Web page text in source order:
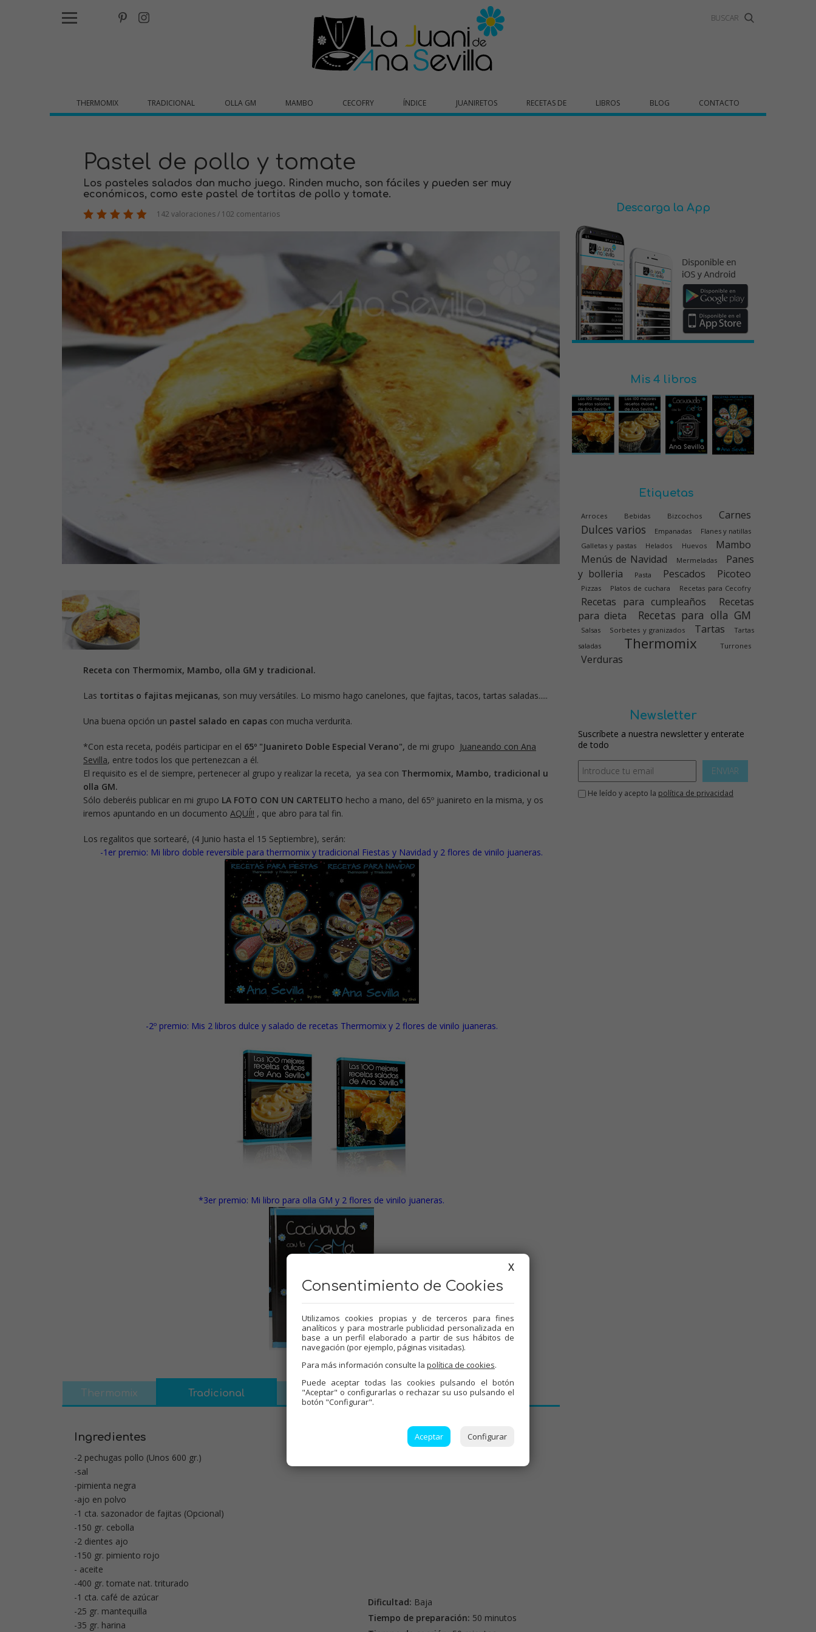
THERMOMIX TRADICIONAL OLLA GM MAMBO CECOFRY ÍNDICE JUANIRETOS RECETAS DE LIBROS BLOG CONTACTO
Pastel de pollo y tomate
Los pasteles salados dan mucho juego. Rinden mucho, son fáciles y pueden ser muy
económicos, como este pastel de tortitas de pollo y tomate.
142 valoraciones / 102 comentarios
Receta con Thermomix, Mambo, olla GM y tradicional.
Las tortitas o fajitas mejicanas, son muy versátiles. Lo mismo hago canelones, que fajitas, tacos, tartas saladas.....
Una buena opción un pastel salado en capas con mucha verdurita.
*Con esta receta, podéis participar en el 65º "Juanireto Doble Especial Verano", de mi grupo Juaneando con Ana
Sevilla, entre todos los que pertenezcan a él.
El requisito es el de siempre, pertenecer al grupo y realizar la receta, ya sea con Thermomix, Mambo, tradicional u
olla GM.
Sólo deberéis publicar en mi grupo LA FOTO CON UN CARTELITO hecho a mano, del 65º juanireto en la misma, y os
iremos apuntando en un documento AQUÍ!! , que abro para tal fin.
Los regalitos que sortearé, (4 Junio hasta el 15 Septiembre), serán:
-1er premio: Mi libro doble reversible para thermomix y tradicional Fiestas y Navidad y 2 flores de vinilo juaneras.
-2º premio: Mis 2 libros dulce y salado de recetas Thermomix y 2 flores de vinilo juaneras.
*3er premio: Mi libro para olla GM y 2 flores de vinilo juaneras.
Thermomix Tradicional Olla GM Mambo
Ingredientes
-2 pechugas pollo (Unos 600 gr.)
-sal
-pimienta negra
-ajo en polvo
-1 cta. sazonador de fajitas (Opcional)
-150 gr. cebolla
-2 dientes ajo
-150 gr. pimiento rojo
- aceite
-400 gr. tomate nat. triturado
-1 cta. café de azúcar
-25 gr. mantequilla
-35 gr. harina
Dificultad: Baja
Tiempo de preparación: 50 minutos
Descarga la App
Mis 4 libros
Etiquetas
Arroces Bebidas Bizcochos Carnes
Dulces varios Empanadas
Flanes y natillas
Galletas y pastas
Helados Huevos
Mambo
Menús de Navidad
Mermeladas
Panes
y bolleria
Pasta Pescados Picoteo
Pizzas Platos de cuchara Recetas para Cecofry
Recetas para cumpleaños
Recetas
para dieta
Recetas para olla GM
Salsas Sorbetes y granizados Tartas
Tartas
saladas
Thermomix Turrones
Verduras
Newsletter
Suscríbete a nuestra newsletter y enterate
de todo
ENVIAR
He leído y acepto la política de privacidad
X
Consentimiento de Cookies
Utilizamos cookies propias y de terceros para fines
analíticos y para mostrarle publicidad personalizada en
base a un perfil elaborado a partir de sus hábitos de
navegación (por ejemplo, páginas visitadas).
Para más información consulte la política de cookies.
Puede aceptar todas las cookies pulsando el botón
"Aceptar" o configurarlas o rechazar su uso pulsando el
botón "Configurar".
Aceptar Configurar